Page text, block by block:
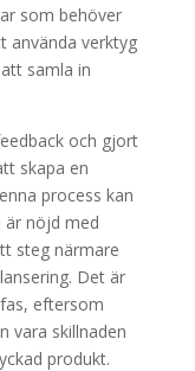
som behöver
använda verktyg
samla in
och gjort
skapa en
process kan
är nöjd med
steg närmare
Det är
eftersom
vara skillnaden
produkt.